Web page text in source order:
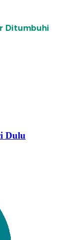
Ditumbuhi